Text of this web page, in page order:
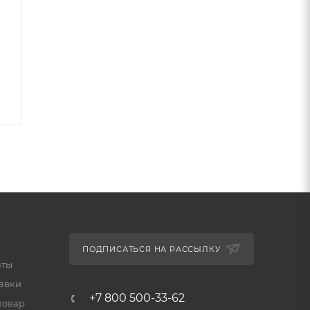
ПОДПИСАТЬСЯ НА РАССЫЛКУ
+7 800 500-33-62